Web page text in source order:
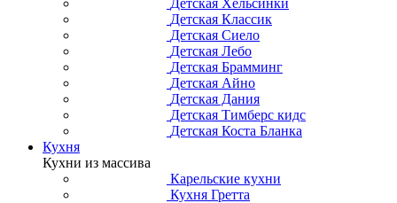
Детская Классик
Детская Сиело
Детская Лебо
Детская Брамминг
Детская Айно
Детская Дания
Детская Тимберс кидс
Детская Коста Бланка
Кухня
Кухни из массива
Карельские кухни
Кухня Гретта